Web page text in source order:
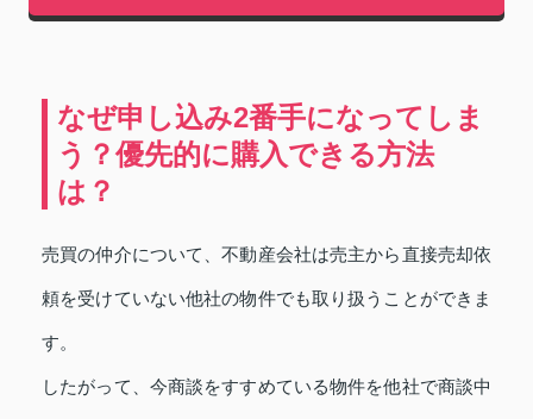
なぜ申し込み2番手になってしま
う？優先的に購入できる方法
は？
売買の仲介について、不動産会社は売主から直接売却依
頼を受けていない他社の物件でも取り扱うことができま
す。
したがって、今商談をすすめている物件を他社で商談中